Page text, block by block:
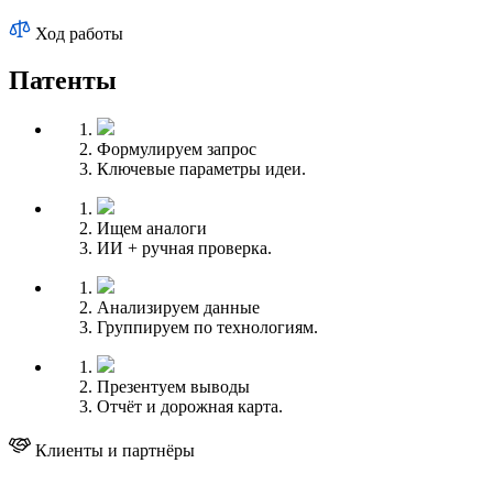
Ход работы
Патенты
Формулируем запрос
Ключевые параметры идеи.
Ищем аналоги
ИИ + ручная проверка.
Анализируем данные
Группируем по технологиям.
Презентуем выводы
Отчёт и дорожная карта.
Клиенты и партнёры